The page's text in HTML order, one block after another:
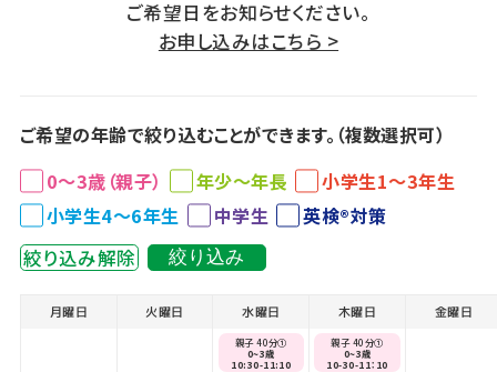
ご希望日をお知らせください。
お申し込みはこちら >
ご希望の年齢で絞り込むことができます。（複数選択可）
0～3歳（親子）
年少～年長
小学生1～3年生
小学生4～6年生
中学生
英検®対策
絞り込み解除
絞り込み
月曜日 火曜日 水曜日
親子 40分①
0~3歳
10:30-11:10
木曜日
親子 40分①
0~3歳
10-30-11：10
金曜日